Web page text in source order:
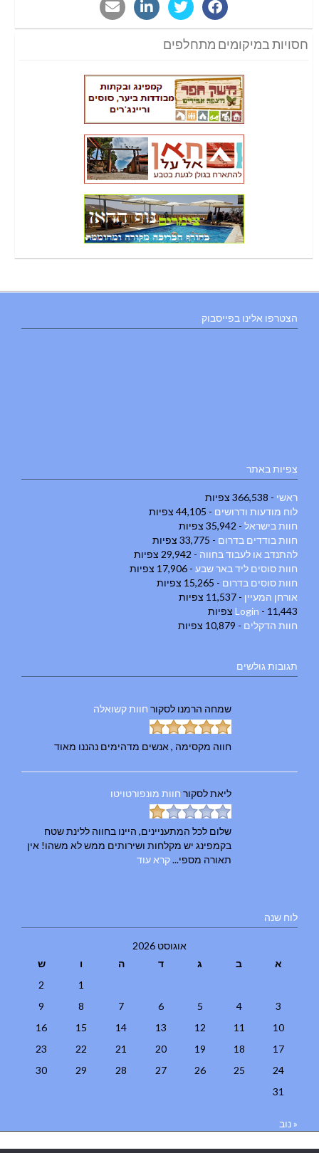
חסויות במיקומים מתחלפים
הצטרפו אלינו בפייסבוק
צפיות באתר
ראשי - 366,538 צפיות
לוח מודעות ודרושים - 44,105 צפיות
חוות בישראל - 35,942 צפיות
חוות בודדים בדרום - 33,775 צפיות
להתנדב או לעבוד בחווה - 29,942 צפיות
חוות סוסים ליד באר שבע - 17,906 צפיות
חוות סוסים בדרום - 15,265 צפיות
אורחן המעיין - 11,537 צפיות
Login - 11,443 צפיות
חוות הדקלים - 10,879 צפיות
תגובות גולשים
שמחה הרמנו לסקור חוות קשואלה
חווה מקסימה , אנשים מדהימים נהננו מאוד
ליאתלסקור חוות מונפורטויטו
שלום לכל המתעניינים, היינו בחווה ללינת שטח
בקמפינג יש מקלחות ושירותים ממש לא משהו! אין
תאורה מספי...קרא עוד
לוח שנה
אוגוסט 2026
א
ב ג ד ה ו
ש
1
2
3
4
5
6
7
8
9
10
11
12
13
14
15
16
17
18
19
20
21
22
23
24
25
26
27
28
29
30
31
« נוב